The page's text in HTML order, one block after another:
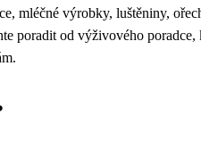
mléčné výrobky, luštěniny,
poradit od výživového